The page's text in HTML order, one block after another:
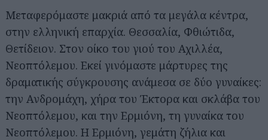
Μεταφερόμαστε μακριά από τα μεγάλα κέντρα,
στην ελληνική επαρχία. Θεσσαλία, Φθιώτιδα,
Θετίδειον. Στον οίκο του γιού του Αχιλλέα,
Νεοπτόλεμου. Εκεί γινόμαστε μάρτυρες της
δραματικής σύγκρουσης ανάμεσα σε δύο γυναίκες:
την Ανδρομάχη, χήρα του Έκτορα και σκλάβα του
Νεοπτόλεμου, και την Ερμιόνη, τη γυναίκα του
Νεοπτόλεμου. Η Ερμιόνη, γεμάτη ζήλια και